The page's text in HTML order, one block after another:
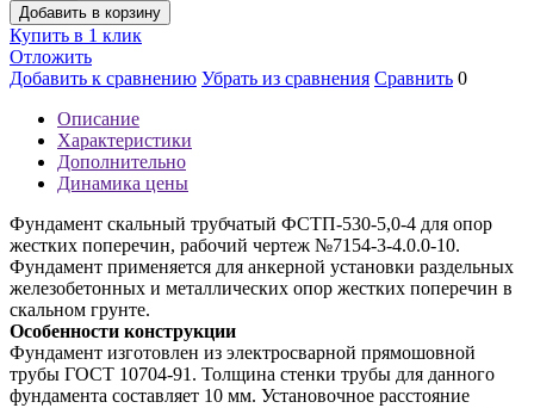
Добавить в корзину
Купить в 1 клик
Отложить
Добавить к сравнению Убрать из сравнения Сравнить 0
Описание
Характеристики
Дополнительно
Динамика цены
Фундамент скальный трубчатый ФСТП-530-5,0-4 для опор
жестких поперечин, рабочий чертеж №7154-3-4.0.0-10.
Фундамент применяется для анкерной установки раздельных
железобетонных и металлических опор жестких поперечин в
скальном грунте.
Особенности конструкции
Фундамент изготовлен из электросварной прямошовной
трубы ГОСТ 10704-91. Толщина стенки трубы для данного
фундамента составляет 10 мм. Установочное расстояние